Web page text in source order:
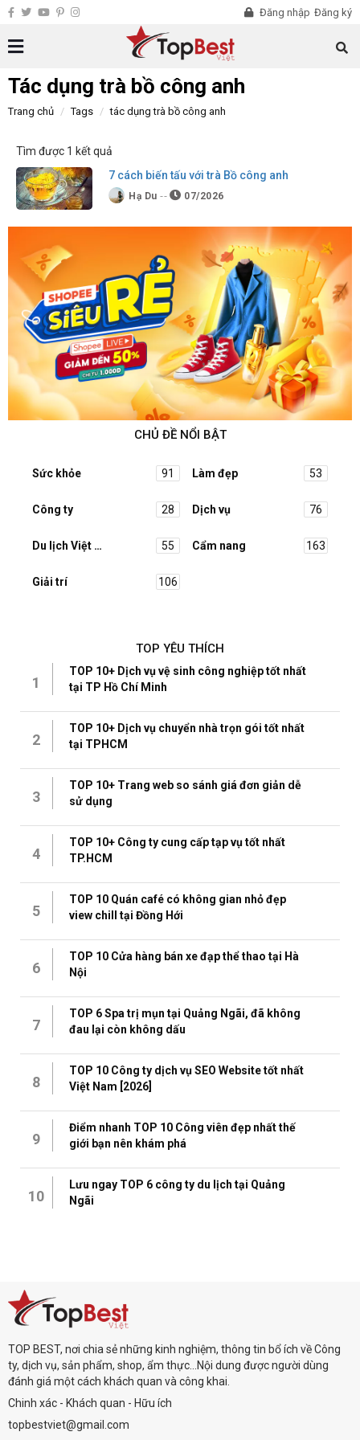
Đăng nhập Đăng ký
Tác dụng trà bồ công anh
Trang chủ Tags tác dụng trà bồ công anh
Tìm được 1 kết quả
7 cách biến tấu với trà Bồ công anh
Hạ Du 07/2026
CHỦ ĐỀ NỔI BẬT
Sức khỏe 91 Làm đẹp 53
Công ty 28 Dịch vụ 76
Du lịch Việt Nam 55 Cẩm nang 163
Giải trí 106
TOP YÊU THÍCH
1
TOP 10+ Dịch vụ vệ sinh công nghiệp tốt nhất
tại TP Hồ Chí Minh
2
TOP 10+ Dịch vụ chuyển nhà trọn gói tốt nhất
tại TPHCM
3
TOP 10+ Trang web so sánh giá đơn giản dễ
sử dụng
4
TOP 10+ Công ty cung cấp tạp vụ tốt nhất
TP.HCM
5
TOP 10 Quán café có không gian nhỏ đẹp
view chill tại Đồng Hới
6
TOP 10 Cửa hàng bán xe đạp thể thao tại Hà
Nội
7
TOP 6 Spa trị mụn tại Quảng Ngãi, đã không
đau lại còn không dấu
8
TOP 10 Công ty dịch vụ SEO Website tốt nhất
Việt Nam [2026]
9
Điểm nhanh TOP 10 Công viên đẹp nhất thế
giới bạn nên khám phá
10
Lưu ngay TOP 6 công ty du lịch tại Quảng
Ngãi
TOP BEST, nơi chia sẻ những kinh nghiệm, thông tin bổ ích về Công
ty, dịch vụ, sản phẩm, shop, ẩm thực...Nội dung được người dùng
đánh giá một cách khách quan và công khai.
Chinh xác - Khách quan - Hữu ích
topbestviet@gmail.com